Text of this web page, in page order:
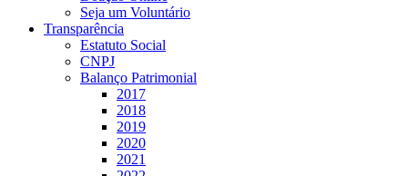
Seja um Voluntário
Transparência
Estatuto Social
CNPJ
Balanço Patrimonial
2017
2018
2019
2020
2021